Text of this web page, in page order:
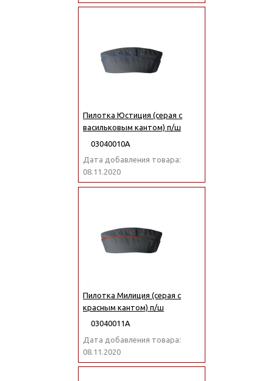
Пилотка Юстиция (серая с
васильковым кантом) п/ш
03040010А
Дата добавления товара:
08.11.2020
Пилотка Милиция (серая с
красным кантом) п/ш
03040011А
Дата добавления товара:
08.11.2020